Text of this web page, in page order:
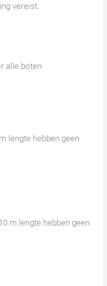
vereist.
alle boten
lengte hebben geen
m lengte hebben geen